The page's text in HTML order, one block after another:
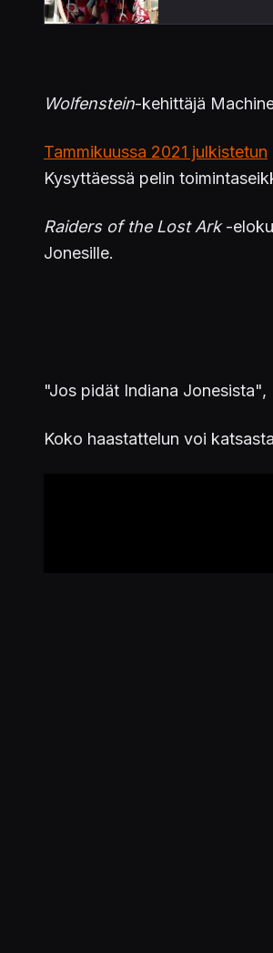
Wolfenstein-kehittäjä
Tammikuussa 2021 julkistetun
Kysyttäessä pelin
Raiders of the Lost Ark-
Jonesille.
"Jos pidät Indiana
Koko haastattelun voi